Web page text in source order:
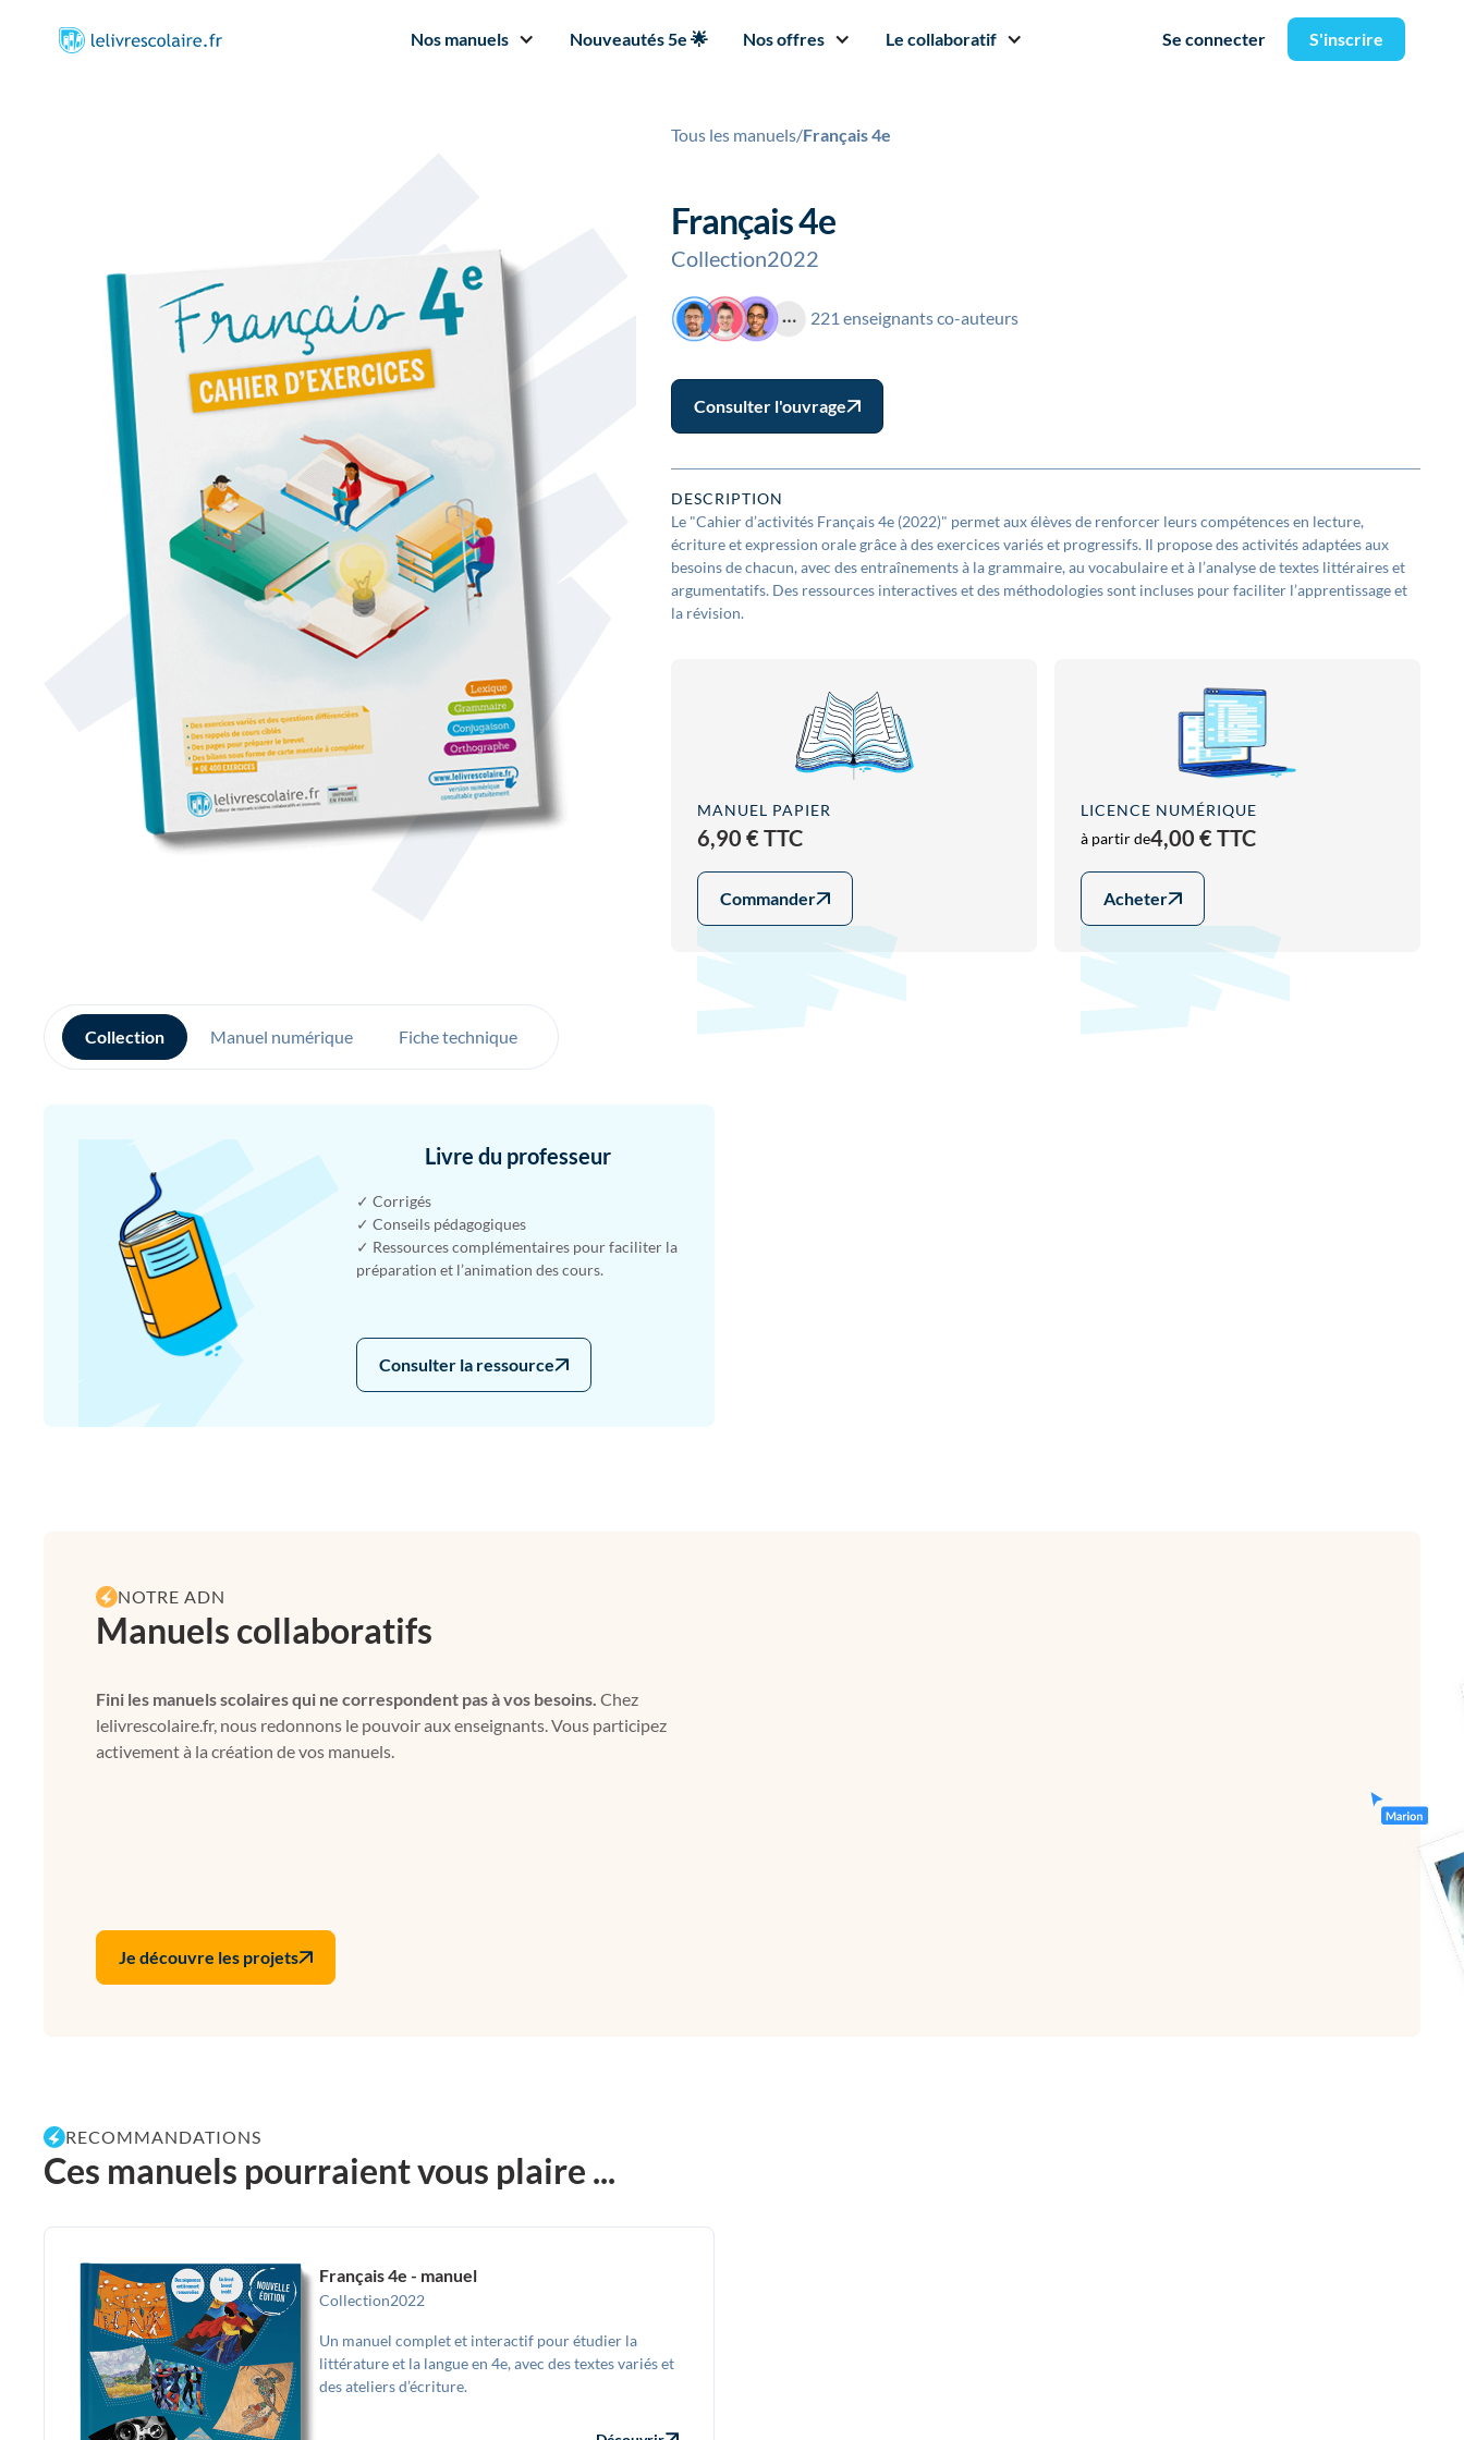
Nos manuels Nouveautés 5e 🌟 Nos offres Le collaboratif Se connecter S'inscrire
Tous les manuels/Français 4e
Français 4e
Collection2022
221 enseignants co-auteurs
Consulter l'ouvrage
DESCRIPTION
Le "Cahier d’activités Français 4e (2022)" permet aux élèves de renforcer leurs compétences en lecture,
écriture et expression orale grâce à des exercices variés et progressifs. Il propose des activités adaptées aux
besoins de chacun, avec des entraînements à la grammaire, au vocabulaire et à l’analyse de textes littéraires et
argumentatifs. Des ressources interactives et des méthodologies sont incluses pour faciliter l’apprentissage et
la révision.
MANUEL PAPIER
6,90 € TTC
Commander
LICENCE NUMÉRIQUE
à partir de4,00 € TTC
Acheter
Collection Manuel numérique Fiche technique
Livre du professeur
✓ Corrigés
✓ Conseils pédagogiques
✓ Ressources complémentaires pour faciliter la
préparation et l’animation des cours.
Consulter la ressource
NOTRE ADN
Manuels collaboratifs
Fini les manuels scolaires qui ne correspondent pas à vos besoins. Chez
lelivrescolaire.fr, nous redonnons le pouvoir aux enseignants. Vous participez
activement à la création de vos manuels.
Je découvre les projets
RECOMMANDATIONS
Ces manuels pourraient vous plaire ...
Français 4e - manuel
Collection2022
Un manuel complet et interactif pour étudier la
littérature et la langue en 4e, avec des textes variés et
des ateliers d’écriture.